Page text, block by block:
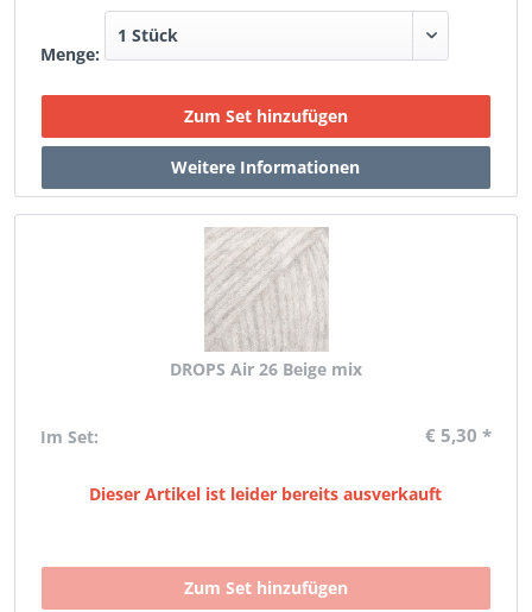
Menge:
DROPS Air 26 Beige mix
Im Set: € 5,30 *
Dieser Artikel ist leider bereits ausverkauft